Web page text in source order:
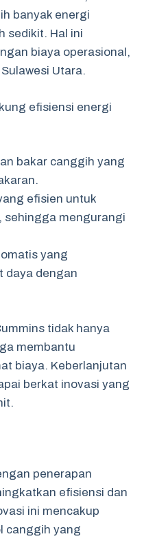
banyak energi
sedikit. Hal ini
biaya operasional,
Utara.
efisiensi energi
bakar canggih yang
efisien untuk
sehingga mengurangi
yang
daya dengan
tidak hanya
membantu
biaya. Keberlanjutan
berkat inovasi yang
penerapan
efisiensi dan
ini mencakup
canggih yang